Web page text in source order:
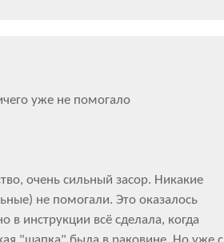
уже не помогало
очень сильный засор. Никакие
не помогали. Это оказалось
в инструкции всё сделала, когда